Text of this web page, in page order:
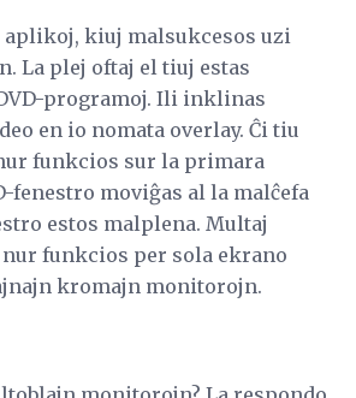
aplikoj, kiuj malsukcesos uzi
La plej oftaj el tiuj estas
programoj. Ili inklinas
en io nomata overlay. Ĉi tiu
funkcios sur la primara
fenestro moviĝas al la malĉefa
estos malplena. Multaj
funkcios per sola ekrano
kromajn monitorojn.